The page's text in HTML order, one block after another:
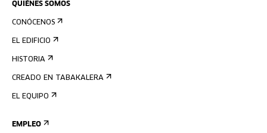
QUIÉNES SOMOS
CONÓCENOS
EL EDIFICIO
HISTORIA
CREADO EN TABAKALERA
EL EQUIPO
EMPLEO